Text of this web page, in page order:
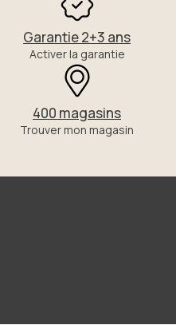
Garantie 2+3 ans
Activer la garantie
400 magasins
Trouver mon magasin